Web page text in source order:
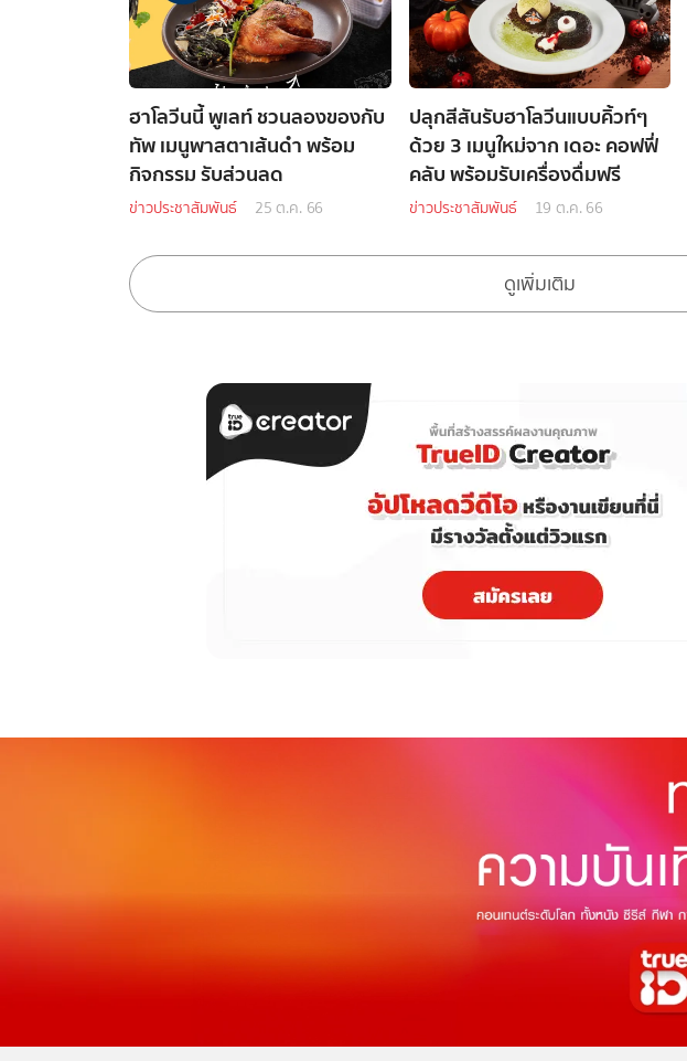
ฮาโลวีนนี้ พูเลท์ ชวนลองของกับ
ทัพ เมนูพาสตาเส้นดำ พร้อม
กิจกรรม รับส่วนลด
ข่าวประชาสัมพันธ์ 25 ต.ค. 66
ปลุกสีสันรับฮาโลวีนแบบคิ้วท์ๆ
ด้วย 3 เมนูใหม่จาก เดอะ คอฟฟี่
คลับ พร้อมรับเครื่องดื่มฟรี
ข่าวประชาสัมพันธ์ 19 ต.ค. 66
ดูเพิ่มเติม